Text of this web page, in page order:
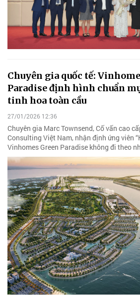
Chuyên gia quốc tế:
Paradise định hình chuẩn
tinh hoa toàn cầu
27/01/2026 12:36
Chuyên gia Marc Townsend, Cố vấn cao
Consulting Việt Nam, nhận định ứng viên
Vinhomes Green Paradise không đi theo